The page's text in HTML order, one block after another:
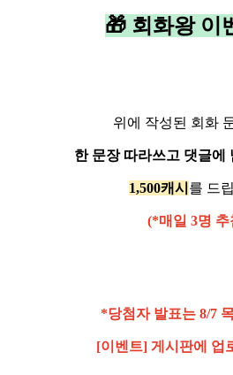
🎁 회화왕 이
위에 작성된 회화
한 문장 따라쓰고 댓글에
1,500캐시 를 드
(*매일 3명 추
*당첨자 발표는 8/7
[이벤트] 게시판에 업